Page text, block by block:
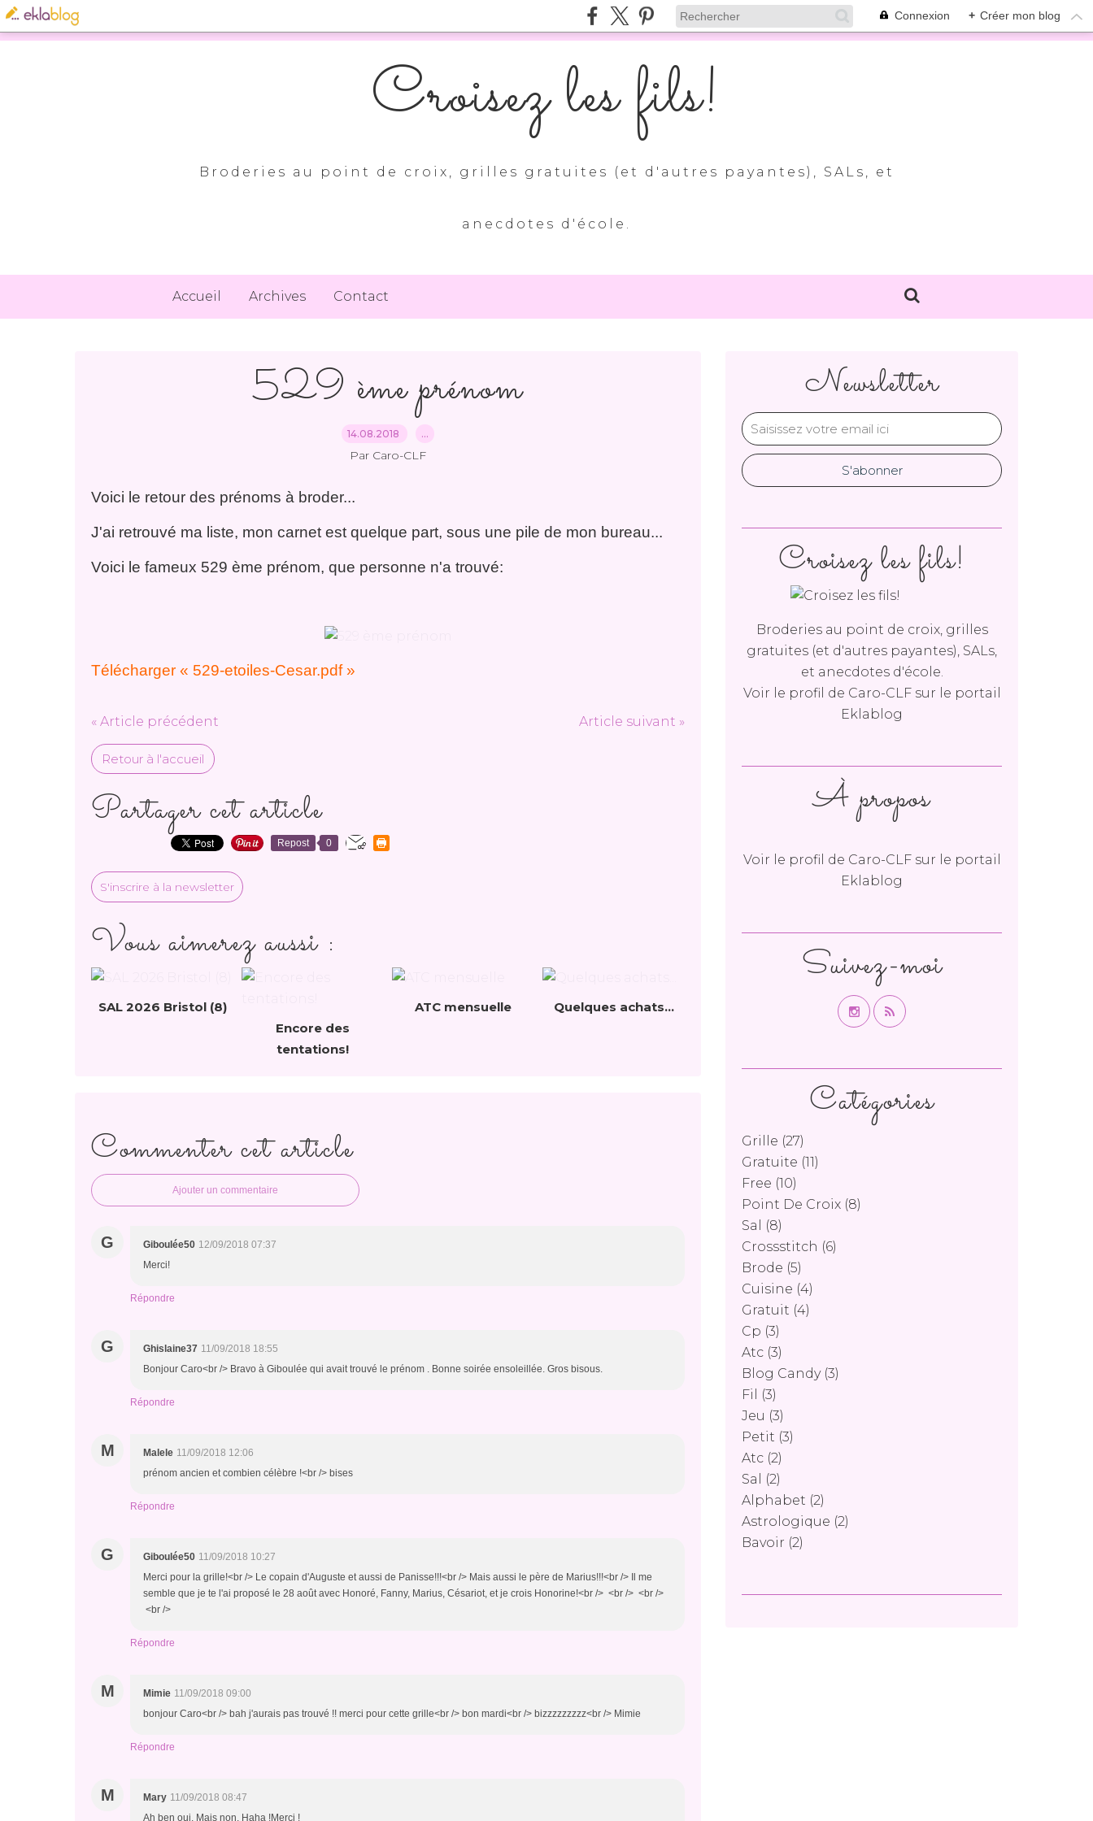
Connexion + Créer mon blog
Croisez les fils!
Broderies au point de croix, grilles gratuites (et d'autres payantes), SALs, et
anecdotes d'école.
Accueil Archives Contact
529 ème prénom
14.08.2018 …
Par Caro-CLF
Voici le retour des prénoms à broder...
J'ai retrouvé ma liste, mon carnet est quelque part, sous une pile de mon bureau...
Voici le fameux 529 ème prénom, que personne n'a trouvé:
Télécharger « 529-etoiles-Cesar.pdf »
« Article précédent Article suivant »
Retour à l'accueil
Partager cet article
Repost 0
S'inscrire à la newsletter
Vous aimerez aussi :
SAL 2026 Bristol (8)
Encore des
tentations!
ATC mensuelle Quelques achats...
Commenter cet article
Ajouter un commentaire
G Giboulée50 12/09/2018 07:37
Merci!
Répondre
G Ghislaine37 11/09/2018 18:55
Bonjour Caro<br /> Bravo à Giboulée qui avait trouvé le prénom . Bonne soirée ensoleillée. Gros bisous.
Répondre
M Malele 11/09/2018 12:06
prénom ancien et combien célèbre !<br /> bises
Répondre
G Giboulée50 11/09/2018 10:27
Merci pour la grille!<br /> Le copain d'Auguste et aussi de Panisse!!!<br /> Mais aussi le père de Marius!!!<br /> Il me
semble que je te l'ai proposé le 28 août avec Honoré, Fanny, Marius, Césariot, et je crois Honorine!<br /> <br /> <br />
<br />
Répondre
M Mimie 11/09/2018 09:00
bonjour Caro<br /> bah j'aurais pas trouvé !! merci pour cette grille<br /> bon mardi<br /> bizzzzzzzzz<br /> Mimie
Répondre
M Mary 11/09/2018 08:47
Ah ben oui. Mais non. Haha !Merci !
Newsletter
Catégories
Grille (27)
Gratuite (11)
Free (10)
Point De Croix (8)
Sal
(8)
Crossstitch (6)
Brode (5)
Cuisine (4)
Gratuit (4)
Cp (3)
Atc (3)
Blog Candy(3)
Fil
(3)
Jeu (3)
Petit (3)
Atc (2)
Sal
(2)
Alphabet (2)
Astrologique (2)
Bavoir (2)
Croisez les fils!
Broderies au point de croix, grilles
gratuites (et d'autres payantes), SALs,
et anecdotes d'école.
Voir le profil de Caro-CLFsur le portail
Eklablog
Suivez-moi
À propos
Voir le profil de Caro-CLFsur le portail
Eklablog